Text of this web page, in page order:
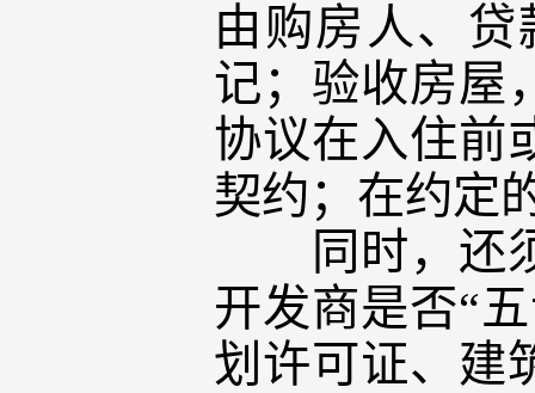
由购房人、
记；验收房屋
协议在入住前
契约；在约定
同时，还须
开发商是否“
划许可证、建